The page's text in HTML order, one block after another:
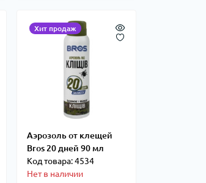
Хит продаж
Аэрозоль от клещей
Bros 20 дней 90 мл
Код товара: 4534
Нет в наличии